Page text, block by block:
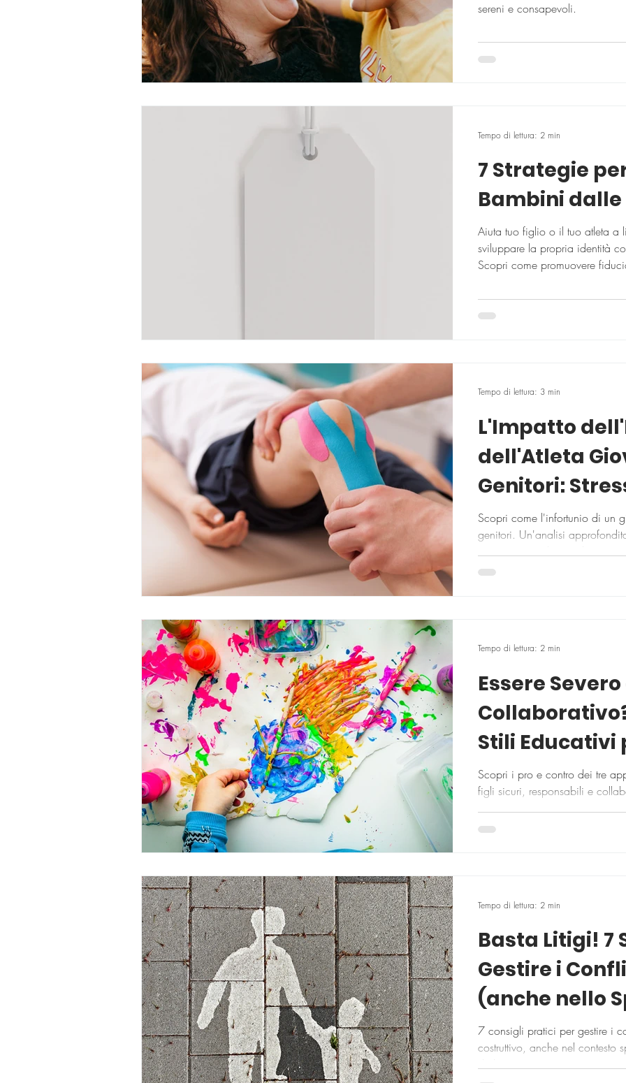
sereni e consapevoli.
7 Strategie
Bambini
Aiuta tuo figlio o il tuo atleta a
sviluppare la propria identità
Scopri come promuovere
Tempo di lettura: 2 min
L'Impatto
dell'Atleta
Genitori:
Strategie
Scopri come l'infortunio di un
genitori. Un'analisi
Tempo di lettura: 3 min
Essere Severo
Stili Educativi
Figli Sicuri
nella Vita
Scopri i pro e contro dei tre
figli sicuri, responsabili e
Tempo di lettura: 2 min
Basta Litigi! 7
Gestire i
(anche nello
7 consigli pratici per gestire i
costruttivo, anche nel contesto
Tempo di lettura: 2 min